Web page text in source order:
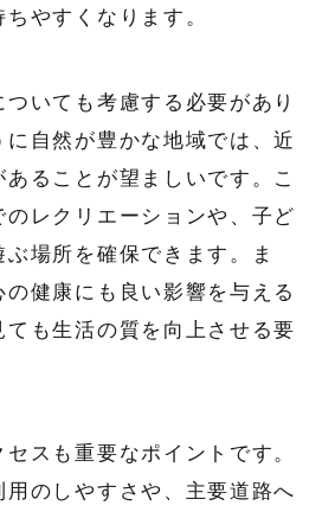
やすくなります。
いても考慮する必要があり
自然が豊かな地域では、近
ることが望ましいです。こ
レクリエーションや、子ど
場所を確保できます。ま
健康にも良い影響を与える
も生活の質を向上させる要
スも重要なポイントです。
のしやすさや、主要道路へ